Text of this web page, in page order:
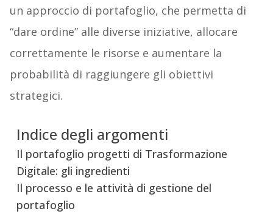
un approccio di portafoglio, che permetta di
“dare ordine” alle diverse iniziative, allocare
correttamente le risorse e aumentare la
probabilità di raggiungere gli obiettivi
strategici.
Indice degli argomenti
Il portafoglio progetti di Trasformazione
Digitale: gli ingredienti
Il processo e le attività di gestione del
portafoglio